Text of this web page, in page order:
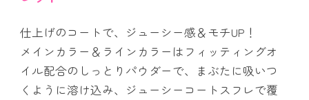
仕上げのコートで、ジューシー感＆モチUP！
メインカラー＆ラインカラーはフィッティングオ
イル配合のしっとりパウダーで、まぶたに吸いつ
くように溶け込み、ジューシーコートスフレで覆